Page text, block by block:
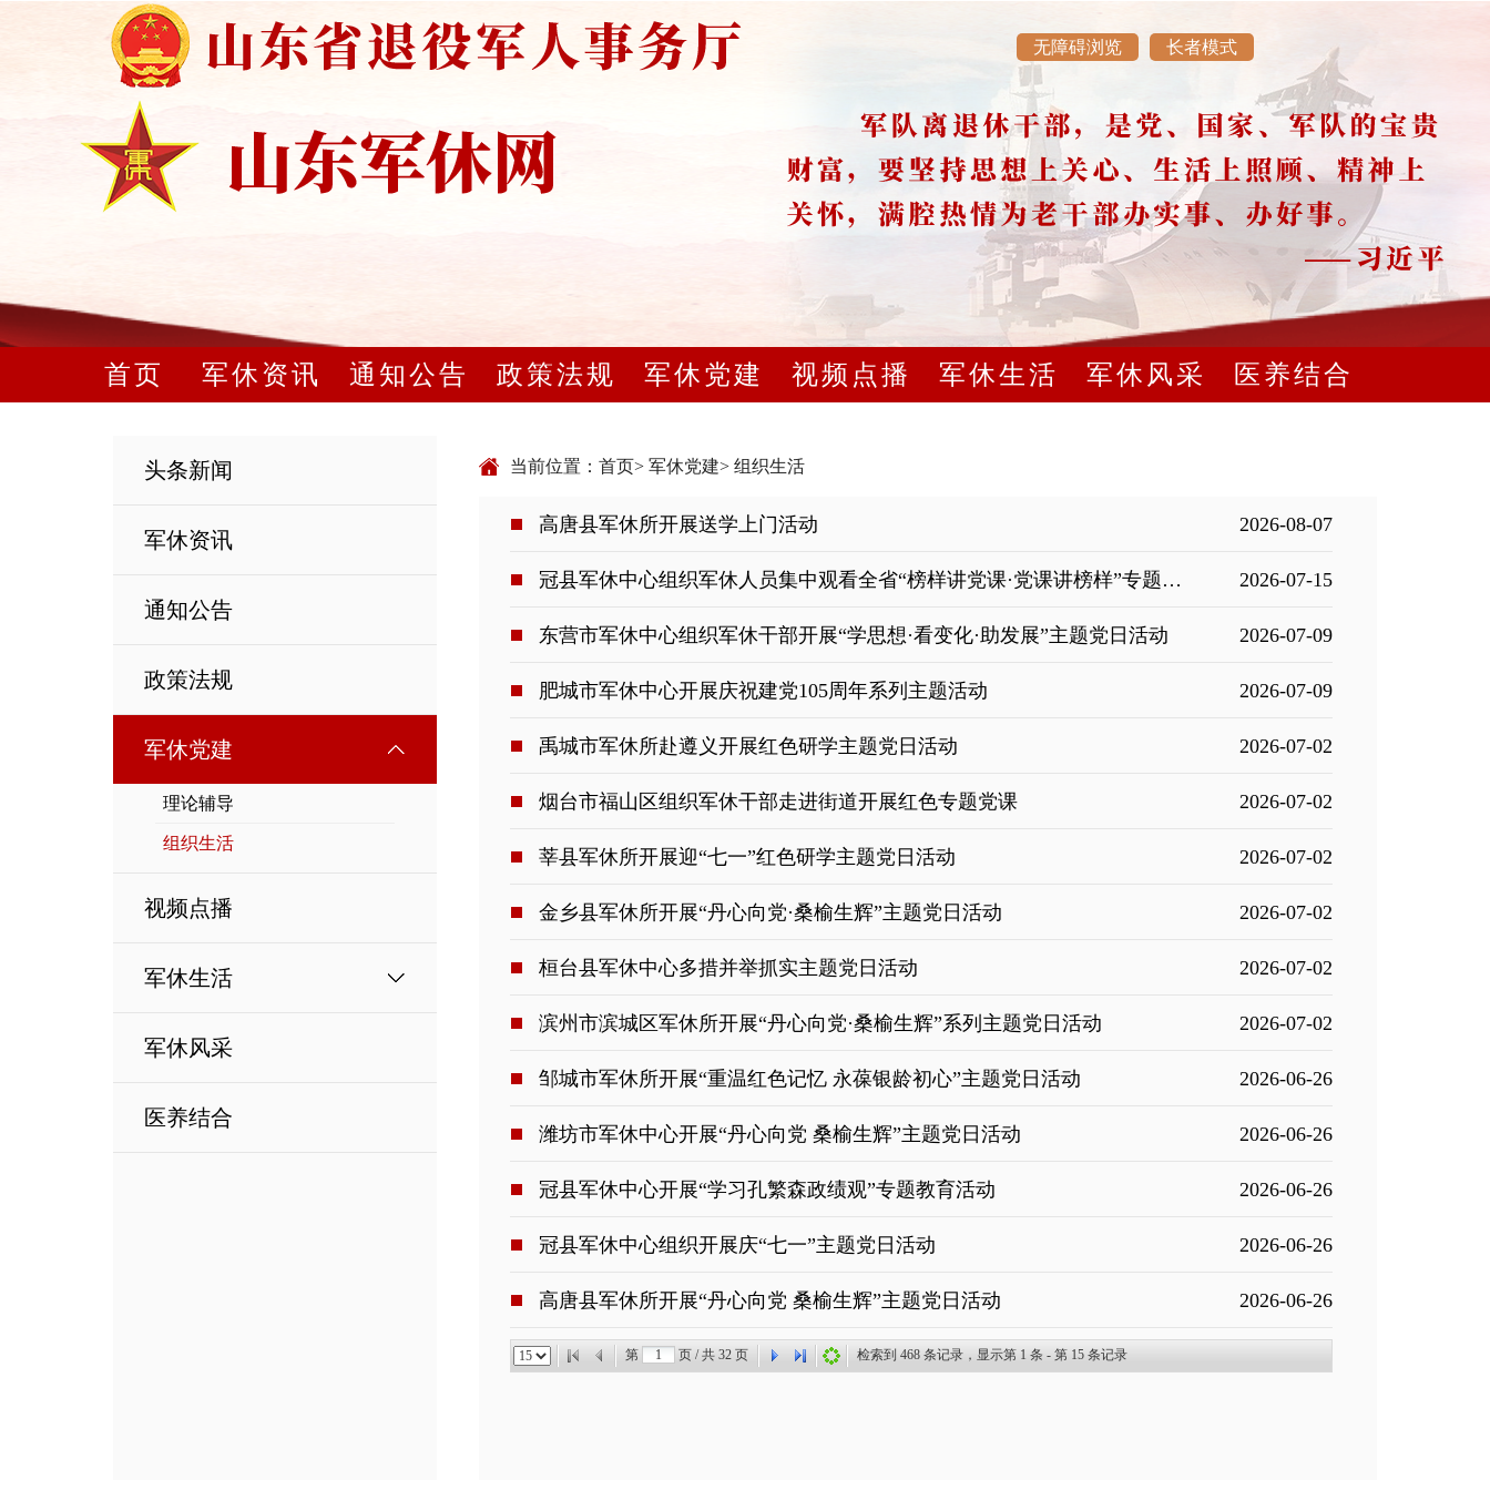
无障碍浏览 长者模式
首页 军休资讯 通知公告 政策法规 军休党建 视频点播 军休生活 军休风采 医养结合
头条新闻
军休资讯
通知公告
政策法规
军休党建
理论辅导
组织生活
视频点播
军休生活
军休风采
医养结合
当前位置： 首页> 军休党建> 组织生活
高唐县军休所开展送学上门活动 2026-08-07
冠县军休中心组织军休人员集中观看全省“榜样讲党课·党课讲榜样”专题党课 2026-07-15
东营市军休中心组织军休干部开展“学思想·看变化·助发展”主题党日活动 2026-07-09
肥城市军休中心开展庆祝建党105周年系列主题活动 2026-07-09
禹城市军休所赴遵义开展红色研学主题党日活动 2026-07-02
烟台市福山区组织军休干部走进街道开展红色专题党课 2026-07-02
莘县军休所开展迎“七一”红色研学主题党日活动 2026-07-02
金乡县军休所开展“丹心向党·桑榆生辉”主题党日活动 2026-07-02
桓台县军休中心多措并举抓实主题党日活动 2026-07-02
滨州市滨城区军休所开展“丹心向党·桑榆生辉”系列主题党日活动 2026-07-02
邹城市军休所开展“重温红色记忆 永葆银龄初心”主题党日活动 2026-06-26
潍坊市军休中心开展“丹心向党 桑榆生辉”主题党日活动 2026-06-26
冠县军休中心开展“学习孔繁森政绩观”专题教育活动 2026-06-26
冠县军休中心组织开展庆“七一”主题党日活动 2026-06-26
高唐县军休所开展“丹心向党 桑榆生辉”主题党日活动 2026-06-26
第 页 / 共 32 页 检索到 468 条记录，显示第 1 条 - 第 15 条记录